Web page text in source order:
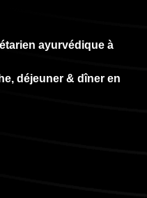
ayurvédique à
déjeuner & dîner en